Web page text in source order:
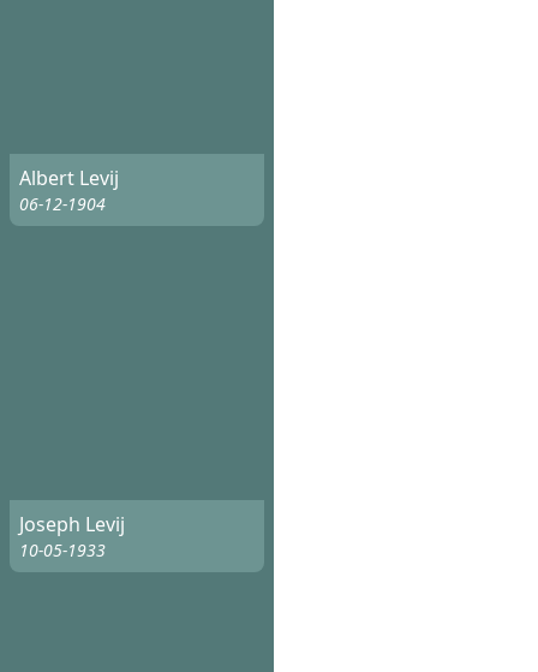
Albert Levij
06-12-1904
Joseph Levij
10-05-1933